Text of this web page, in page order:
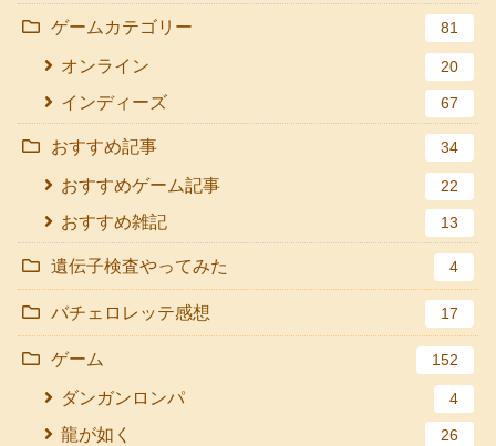
ゲームカテゴリー 81
オンライン 20
インディーズ 67
おすすめ記事 34
おすすめゲーム記事 22
おすすめ雑記 13
遺伝子検査やってみた 4
バチェロレッテ感想 17
ゲーム 152
ダンガンロンパ 4
龍が如く 26